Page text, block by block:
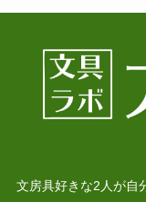
文房具好きな2人が自